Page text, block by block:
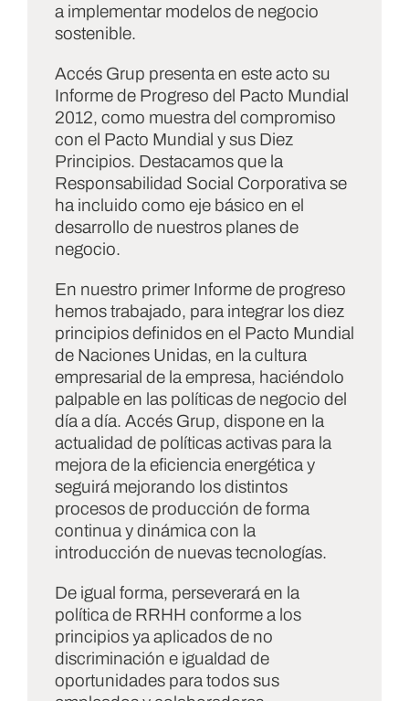
a implementar modelos de negocio
sostenible.
Accés Grup presenta en este acto su
Informe de Progreso del Pacto Mundial
2012, como muestra del compromiso
con el Pacto Mundial y sus Diez
Principios. Destacamos que la
Responsabilidad Social Corporativa se
ha incluido como eje básico en el
desarrollo de nuestros planes de
negocio.
En nuestro primer Informe de progreso
hemos trabajado, para integrar los diez
principios definidos en el Pacto Mundial
de Naciones Unidas, en la cultura
empresarial de la empresa, haciéndolo
palpable en las políticas de negocio del
día a día. Accés Grup, dispone en la
actualidad de políticas activas para la
mejora de la eficiencia energética y
seguirá mejorando los distintos
procesos de producción de forma
continua y dinámica con la
introducción de nuevas tecnologías.
De igual forma, perseverará en la
política de RRHH conforme a los
principios ya aplicados de no
discriminación e igualdad de
oportunidades para todos sus